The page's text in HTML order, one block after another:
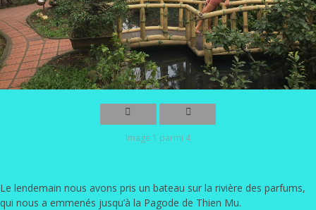
Image 1 parmi 4
Le lendemain nous avons pris un bateau sur la rivière des parfums,
qui nous a emmenés jusqu’à la Pagode de Thien Mu.